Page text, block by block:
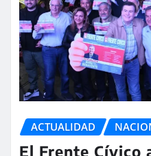
ACTUALIDAD
El Frente Cívico